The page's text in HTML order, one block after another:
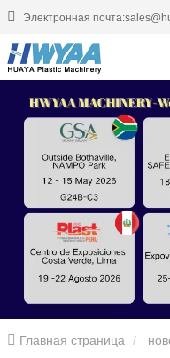
Электронная
Главная страница